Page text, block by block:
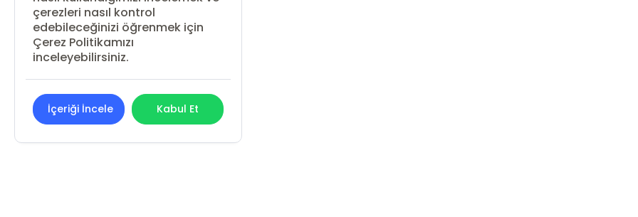
çerezleri nasıl kontrol
edebileceğinizi öğrenmek için
Çerez Politikamızı
inceleyebilirsiniz.
İçeriği İncele Kabul Et